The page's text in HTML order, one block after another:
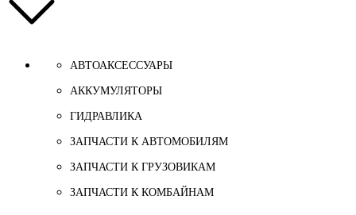
АВТОАКСЕССУАРЫ
АККУМУЛЯТОРЫ
ГИДРАВЛИКА
ЗАПЧАСТИ К АВТОМОБИЛЯМ
ЗАПЧАСТИ К ГРУЗОВИКАМ
ЗАПЧАСТИ К КОМБАЙНАМ